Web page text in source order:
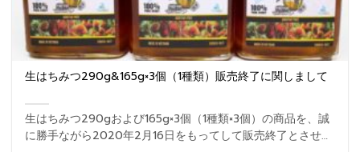
生はちみつ290g&165g×3個（1種類）販売終了に関しまして
生はちみつ290gおよび165g×3個（1種類×3個）の商品を、誠
に勝手ながら2020年2月16日をもってして販売終了とさせて